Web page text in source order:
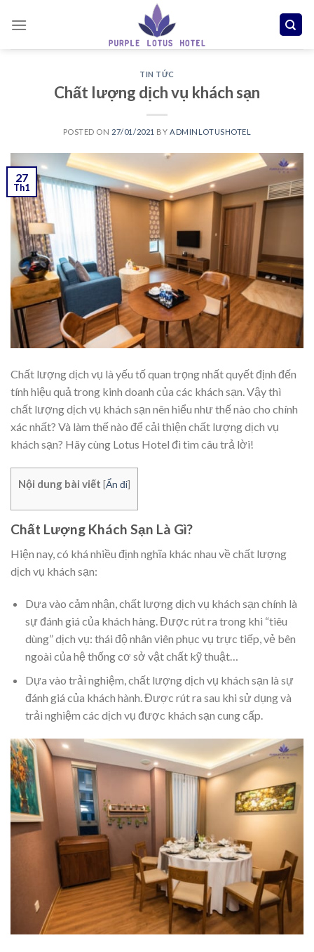
TIN TỨC
Chất lượng dịch vụ khách sạn
POSTED ON 27/01/2021 BY ADMINLOTUSHOTEL
27
Th1
Chất lượng dịch vụ là yếu tố quan trọng nhất quyết định đến
tính hiệu quả trong kinh doanh của các khách sạn. Vậy thì
chất lượng dịch vụ khách sạn nên hiểu như thế nào cho chính
xác nhất? Và làm thế nào để cải thiện chất lượng dịch vụ
khách sạn? Hãy cùng Lotus Hotel đi tìm câu trả lời!
Nội dung bài viết [Ẩn đi]
Chất Lượng Khách Sạn Là Gì?
Hiện nay, có khá nhiều định nghĩa khác nhau về chất lượng
dịch vụ khách sạn:
Dựa vào cảm nhận, chất lượng dịch vụ khách sạn chính là
sự đánh giá của khách hàng. Được rút ra trong khi “tiêu
dùng” dịch vụ: thái độ nhân viên phục vụ trực tiếp, vẻ bên
ngoài của hệ thống cơ sở vật chất kỹ thuật…
Dựa vào trải nghiệm, chất lượng dịch vụ khách sạn là sự
đánh giá của khách hành. Được rút ra sau khi sử dụng và
trải nghiệm các dịch vụ được khách sạn cung cấp.